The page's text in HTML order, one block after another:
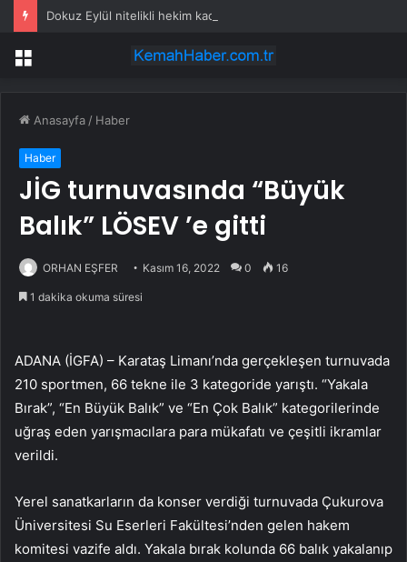
Dokuz Eylül nitelikli hekim kadrosunu güçlendirdi
Menü
Anasayfa / Haber
Haber
JİG turnuvasında “Büyük
Balık” LÖSEV ’e gitti
ORHAN EŞFER Kasım 16, 2022 0 16
1 dakika okuma süresi
ADANA (İGFA) – Karataş Limanı’nda gerçekleşen turnuvada
210 sportmen, 66 tekne ile 3 kategoride yarıştı. “Yakala
Bırak”, “En Büyük Balık” ve “En Çok Balık” kategorilerinde
uğraş eden yarışmacılara para mükafatı ve çeşitli ikramlar
verildi.
Yerel sanatkarların da konser verdiği turnuvada Çukurova
Üniversitesi Su Eserleri Fakültesi’nden gelen hakem
komitesi vazife aldı. Yakala bırak kolunda 66 balık yakalanıp